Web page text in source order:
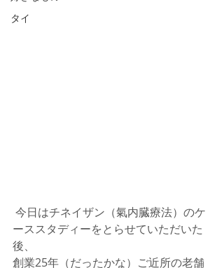
タイ
ーススタディーをとらせていただいた
後、
創業25年（だったかな）ご近所の老舗